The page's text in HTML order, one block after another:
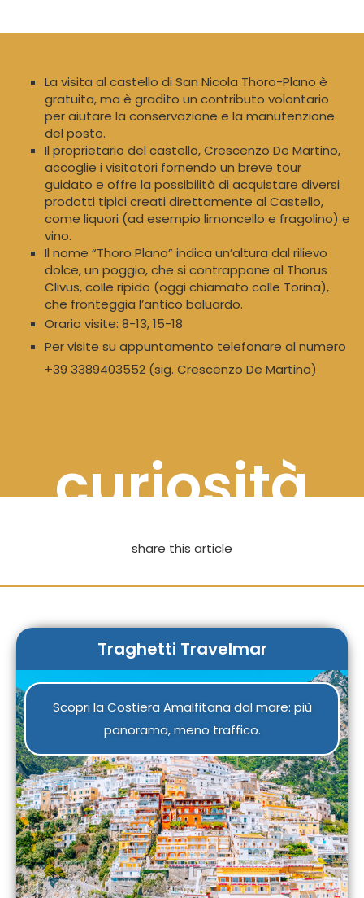
La visita al castello di San Nicola Thoro-Plano è
gratuita, ma è gradito un contributo volontario
per aiutare la conservazione e la manutenzione
del posto.
Il proprietario del castello, Crescenzo De Martino,
accoglie i visitatori fornendo un breve tour
guidato e offre la possibilità di acquistare diversi
prodotti tipici creati direttamente al Castello,
come liquori (ad esempio limoncello e fragolino) e
vino.
Il nome “Thoro Plano” indica un’altura dal rilievo
dolce, un poggio, che si contrappone al Thorus
Clivus, colle ripido (oggi chiamato colle Torina),
che fronteggia l’antico baluardo.
Orario visite: 8-13, 15-18
Per visite su appuntamento telefonare al numero
+39 3389403552 (sig. Crescenzo De Martino)
curiosità
share this article
Traghetti Travelmar
Scopri la Costiera Amalfitana dal mare: più
panorama, meno traffico.